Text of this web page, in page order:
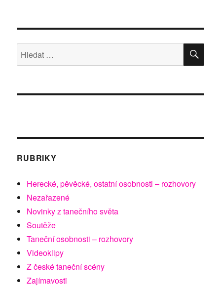
názvem
ve
Werichově
vile
Hledat:
RUBRIKY
Herecké, pěvěcké, ostatní osobnosti – rozhovory
Nezařazené
Novinky z tanečního světa
Soutěže
Taneční osobnosti – rozhovory
Videoklipy
Z české taneční scény
Zajímavosti